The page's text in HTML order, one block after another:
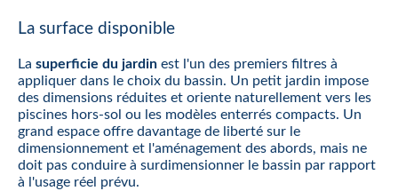
La surface disponible
La superficie du jardin est l'un des premiers filtres à
appliquer dans le choix du bassin. Un petit jardin impose
des dimensions réduites et oriente naturellement vers les
piscines hors-sol ou les modèles enterrés compacts. Un
grand espace offre davantage de liberté sur le
dimensionnement et l'aménagement des abords, mais ne
doit pas conduire à surdimensionner le bassin par rapport
à l'usage réel prévu.